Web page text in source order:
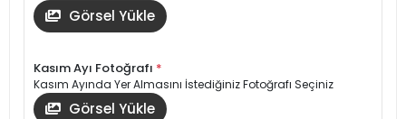
Görsel Yükle
Kasım Ayı Fotoğrafı *
Kasım Ayında Yer Almasını İstediğiniz Fotoğrafı Seçiniz
Görsel Yükle